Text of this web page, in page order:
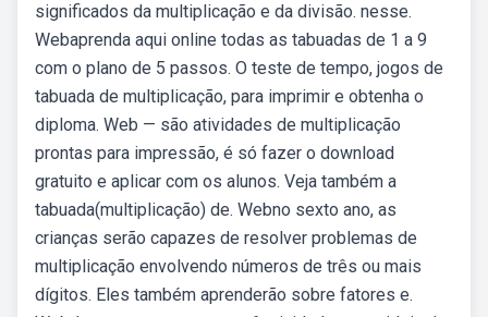
significados da multiplicação e da divisão. nesse.
Webaprenda aqui online todas as tabuadas de 1 a 9
com o plano de 5 passos. O teste de tempo, jogos de
tabuada de multiplicação, para imprimir e obtenha o
diploma. Web — são atividades de multiplicação
prontas para impressão, é só fazer o download
gratuito e aplicar com os alunos. Veja também a
tabuada(multiplicação) de. Webno sexto ano, as
crianças serão capazes de resolver problemas de
multiplicação envolvendo números de três ou mais
dígitos. Eles também aprenderão sobre fatores e.